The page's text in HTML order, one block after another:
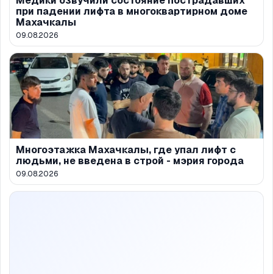
при падении лифта в многоквартирном доме
Махачкалы
09.08.2026
Многоэтажка Махачкалы, где упал лифт с
людьми, не введена в строй - мэрия города
09.08.2026